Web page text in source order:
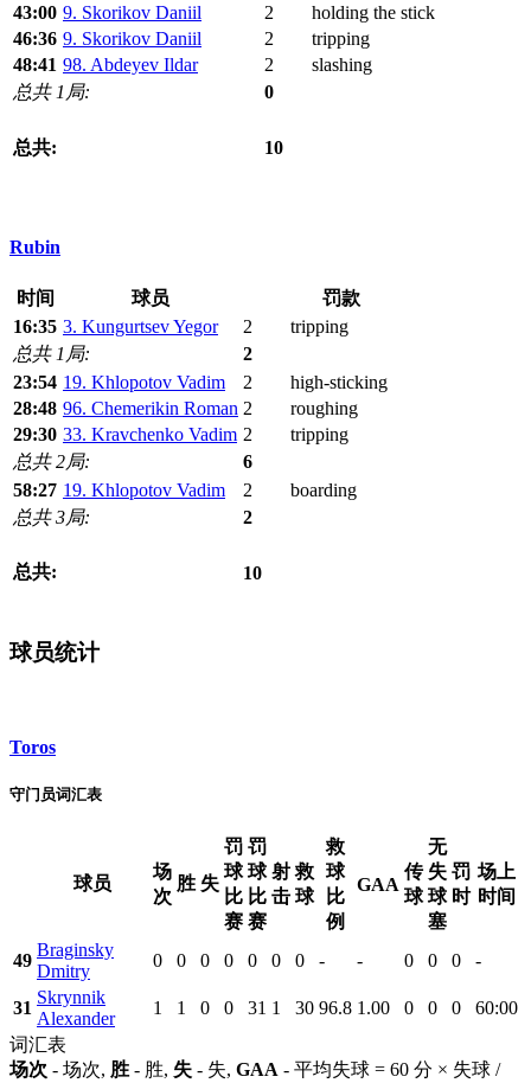
43:00 9. Skorikov Daniil 2
holding the stick
46:36 9. Skorikov Daniil 2
tripping
48:41 98. Abdeyev Ildar 2
slashing
总共 1局:
0
总共: 10
Rubin
时间 球员
罚款
16:35 3. Kungurtsev Yegor 2
tripping
总共 1局:
2
23:54 19. Khlopotov Vadim 2
high-sticking
28:48 96. Chemerikin Roman 2
roughing
29:30 33. Kravchenko Vadim 2
tripping
总共 2局:
6
58:27 19. Khlopotov Vadim 2
boarding
总共 3局:
2
总共: 10
球员统计
Toros
守门员词汇表
球员
场
次
胜 失
罚
球
比
赛
罚
球
比
赛
射
击
救
球
救
球
比
例
GAA
传
球
无
失
球
塞
罚
时
场上
时间
49
Braginsky
Dmitry
0 0 0 0 0 0 0 - - 0 0 0 -
31
Skrynnik
Alexander
1 1 0 0 31 1 30 96.8 1.00 0 0 0
60:00
词汇表
场次 - 场次, 胜 - 胜, 失 - 失, GAA - 平均失球 = 60 分 × 失球 /